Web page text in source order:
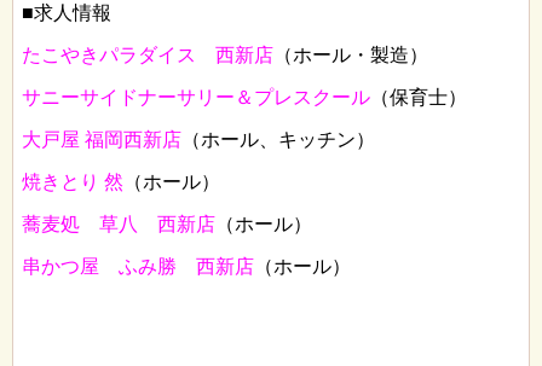
■求人情報
たこやきパラダイス 西新店 （ホール・製造）
サニーサイドナーサリー＆プレスクール （保育士）
大戸屋 福岡西新店 （ホール、キッチン）
焼きとり 然 （ホール）
蕎麦処 草八 西新店 （ホール）
串かつ屋 ふみ勝 西新店 （ホール）